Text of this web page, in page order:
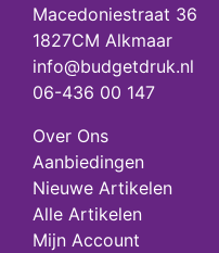
Macedoniestraat 36
1827CM Alkmaar
info@budgetdruk.nl
06-436 00 147
Over Ons
Aanbiedingen
Nieuwe Artikelen
Alle Artikelen
Mijn Account